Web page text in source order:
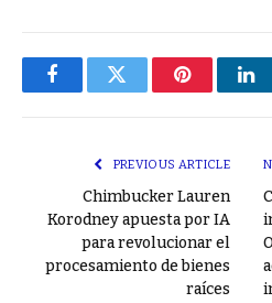
FacebookTwitter Pinterest
PREVIOUS ARTICLE
Chimbucker Lauren
Korodney apuesta por IA
para revolucionar el
procesamiento de bienes
raíces